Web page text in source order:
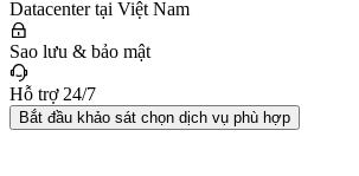
Datacenter tại Việt Nam
Sao lưu & bảo mật
Hỗ trợ 24/7
Bắt đầu khảo sát chọn dịch vụ phù hợp